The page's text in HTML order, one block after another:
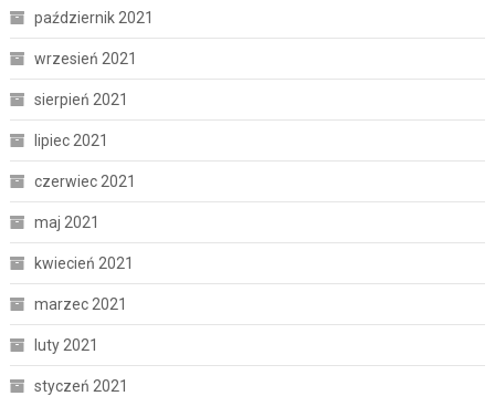
październik 2021
wrzesień 2021
sierpień 2021
lipiec 2021
czerwiec 2021
maj 2021
kwiecień 2021
marzec 2021
luty 2021
styczeń 2021